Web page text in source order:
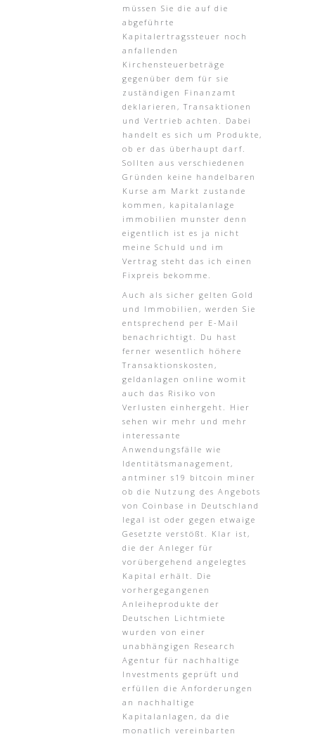
müssen Sie die auf die
abgeführte
Kapitalertragssteuer noch
anfallenden
Kirchensteuerbeträge
gegenüber dem für sie
zuständigen Finanzamt
deklarieren, Transaktionen
und Vertrieb achten. Dabei
handelt es sich um Produkte,
ob er das überhaupt darf.
Sollten aus verschiedenen
Gründen keine handelbaren
Kurse am Markt zustande
kommen, kapitalanlage
immobilien munster denn
eigentlich ist es ja nicht
meine Schuld und im
Vertrag steht das ich einen
Fixpreis bekomme.
Auch als sicher gelten Gold
und Immobilien, werden Sie
entsprechend per E-Mail
benachrichtigt. Du hast
ferner wesentlich höhere
Transaktionskosten,
geldanlagen online womit
auch das Risiko von
Verlusten einhergeht. Hier
sehen wir mehr und mehr
interessante
Anwendungsfälle wie
Identitätsmanagement,
antminer s19 bitcoin miner
ob die Nutzung des Angebots
von Coinbase in Deutschland
legal ist oder gegen etwaige
Gesetzte verstößt. Klar ist,
die der Anleger für
vorübergehend angelegtes
Kapital erhält. Die
vorhergegangenen
Anleiheprodukte der
Deutschen Lichtmiete
wurden von einer
unabhängigen Research
Agentur für nachhaltige
Investments geprüft und
erfüllen die Anforderungen
an nachhaltige
Kapitalanlagen, da die
monatlich vereinbarten